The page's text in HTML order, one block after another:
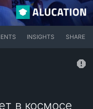
INSIGHTS SHARE
в космосе